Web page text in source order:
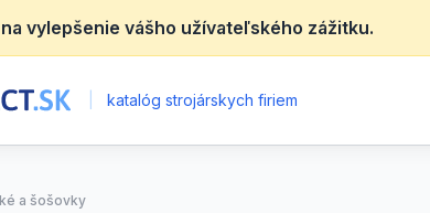
vylepšenie vášho užívateľského zážitku.
katalóg strojárskych firiem
a šošovky